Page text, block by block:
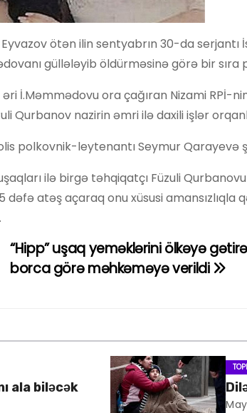
ötən ilin sentyabrın 30-da serjantı
güllələyib öldürməsinə görə bir sıra
İ.Məmmədovu ora çağıran Nizami RPİ-
Qurbanov nazirin əmri ilə daxili işlər
polkovnik-leytenantı Seymur Qarayevə
ilə birgə təhqiqatçı Füzuli
dəfə atəş açaraq onu xüsusi amansızlıqla
“Hipp” uşaq yeməklərini ölkəyə
borca görə məhkəməyə verildi
ala biləcək